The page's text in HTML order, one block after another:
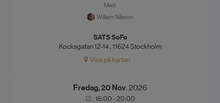
Med:
William Nilsson
SATS SoFo
Kocksgatan 12-14 , 11624 Stockholm
Visa på kartan
Fredag, 20 Nov. 2026
16:00 - 20:00